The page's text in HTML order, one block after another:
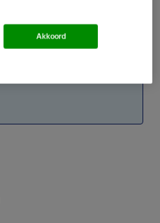
54
57
mm
62
Akkoord